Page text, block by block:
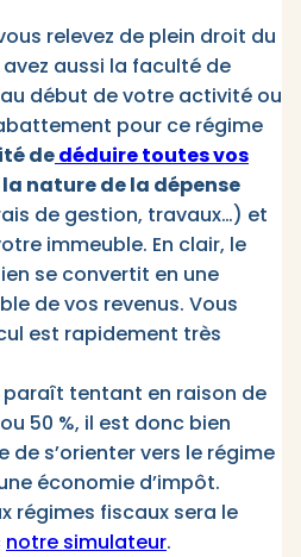
relevez de plein droit du
aussi la faculté de
début de votre activité ou
pour ce régime
dedéduire toutes vos
nature de la dépense
de gestion, travaux…) et
immeuble. En clair, le
se convertit en une
de vos revenus. Vous
est rapidement très
tentant en raison de
50 %, il est donc bien
s’orienter vers le régime
économie d’impôt.
régimes fiscaux sera le
notre simulateur.